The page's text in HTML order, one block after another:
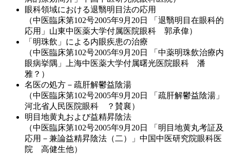
眼科領域における退翳明目法の応用
（中医臨床第102号2005年9月20日 「退翳明目在眼科的
応用」山東中医薬大学付属医院眼科 郭承偉）
「明珠飲」による内眼疾患の治療
（中医臨床第102号2005年9月20日 「中薬明珠飲治療内
眼病挙隅」上海中医薬大学付属曙光医院眼科 潘
雅？）
名医の処方－疏肝解鬱益陰湯
（中医臨床第102号2005年9月20日 「疏肝解鬱益陰湯」
河北省人民医院眼科 ？賛襄）
明目地黄丸および益精昇陰法
（中医臨床第102号2005年9月20日 「明目地黄丸考証及
応用－兼論益精昇陰法（二）」中国中医研究院眼科医
院 高健生他）